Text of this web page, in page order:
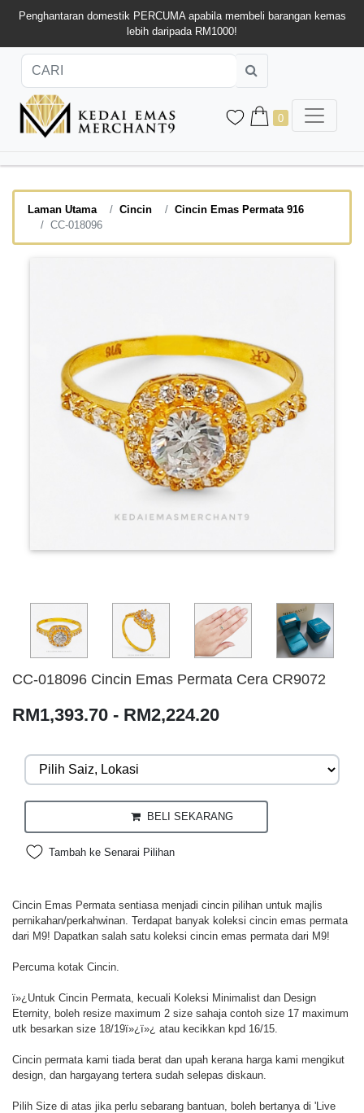
Penghantaran domestik PERCUMA apabila membeli barangan kemas
lebih daripada RM1000!
0
Laman Utama Cincin
Cincin Emas Permata 916
CC-018096
CC-018096 Cincin Emas Permata Cera CR9072
RM1,393.70 - RM2,224.20
BELI SEKARANG
Tambah ke Senarai Pilihan
Cincin Emas Permata sentiasa menjadi cincin pilihan untuk majlis
pernikahan/perkahwinan. Terdapat banyak koleksi cincin emas permata
dari M9! Dapatkan salah satu koleksi cincin emas permata dari M9!
Percuma kotak Cincin.
ï»¿Untuk Cincin Permata, kecuali Koleksi Minimalist dan Design
Eternity, boleh resize maximum 2 size sahaja contoh size 17 maximum
utk besarkan size 18/19ï»¿ï»¿ atau kecikkan kpd 16/15.
Cincin permata kami tiada berat dan upah kerana harga kami mengikut
design, dan hargayang tertera sudah selepas diskaun.
Pilih Size di atas jika perlu sebarang bantuan, boleh bertanya di 'Live